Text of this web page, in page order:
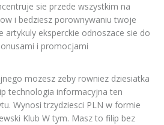
sie przede wszystkim na
i bedziesz porownywaniu twoje
artykuly eksperckie odnoszace sie do
i promocjami
mozesz zeby rowniez dziesiatka
technologia informacyjna ten
Wynosi trzydziesci PLN w formie
Klub W tym. Masz to filip bez